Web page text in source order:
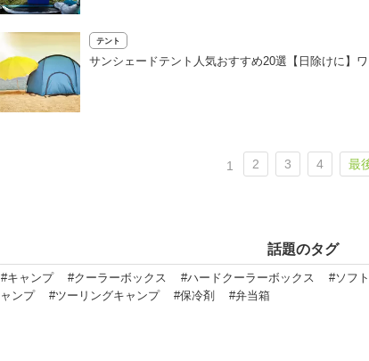
テント
サンシェードテント人気おすすめ20選【日除けに】
1 2 3 4 最
話題のタグ
#キャンプ #クーラーボックス #ハードクーラーボックス #ソフ
ャンプ
#ツーリングキャンプ #保冷剤 #弁当箱